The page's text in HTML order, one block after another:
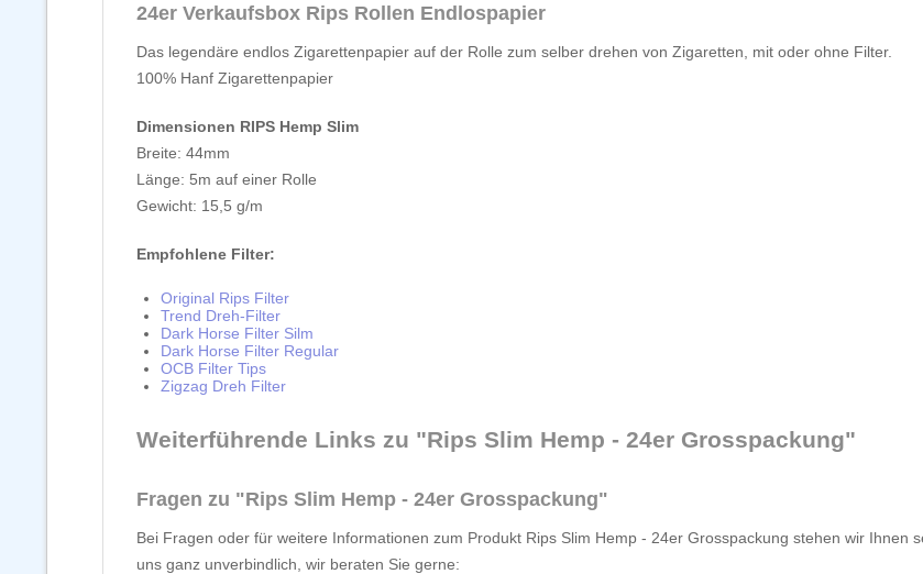
24er Verkaufsbox Rips Rollen Endlospapier
Das legendäre endlos Zigarettenpapier auf der Rolle zum selber drehen von Zigaretten, mit oder ohne Filter.
100% Hanf Zigarettenpapier
Dimensionen RIPS Hemp Slim
Breite: 44mm
Länge: 5m auf einer Rolle
Gewicht: 15,5 g/m
Empfohlene Filter:
Original Rips Filter
Trend Dreh-Filter
Dark Horse Filter Silm
Dark Horse Filter Regular
OCB Filter Tips
Zigzag Dreh Filter
Weiterführende Links zu "Rips Slim Hemp - 24er Grosspackung"
Fragen zu "Rips Slim Hemp - 24er Grosspackung"
Bei Fragen oder für weitere Informationen zum Produkt Rips Slim Hemp - 24er Grosspackung stehen wir Ihnen
uns ganz unverbindlich, wir beraten Sie gerne: